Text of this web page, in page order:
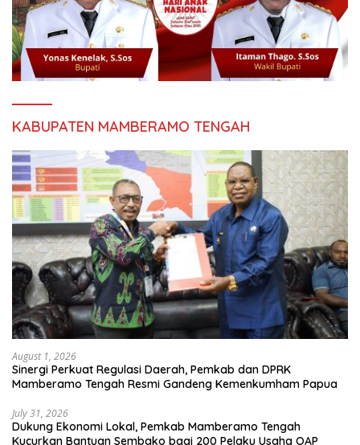
KABUPATEN MAMBERAMO TENGAH
August 1, 2026
Sinergi Perkuat Regulasi Daerah, Pemkab dan DPRK
Mamberamo Tengah Resmi Gandeng Kemenkumham Papua
July 31, 2026
Dukung Ekonomi Lokal, Pemkab Mamberamo Tengah
Kucurkan Bantuan Sembako bagi 200 Pelaku Usaha OAP